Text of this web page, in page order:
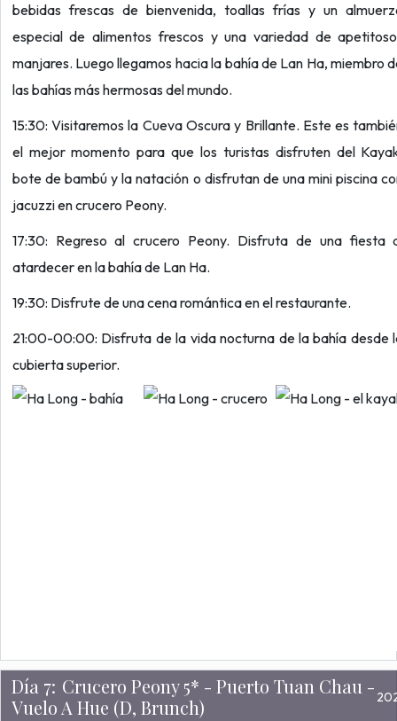
bebidas frescas de bienvenida, toallas frías y un
especial de alimentos frescos y una variedad de
manjares. Luego llegamos hacia la bahía de Lan Ha, miembro
las bahías más hermosas del mundo.
15:30: Visitaremos la Cueva Oscura y Brillante. Este es
el mejor momento para que los turistas disfruten del
bote de bambú y la natación o disfrutan de una mini piscina
jacuzzi en crucero Peony.
17:30: Regreso al crucero Peony. Disfruta de una fiesta
atardecer en la bahía de Lan Ha.
19:30: Disfrute de una cena romántica en el restaurante.
21:00-00:00: Disfruta de la vida nocturna de la bahía desde
cubierta superior.
Día 7: Crucero Peony 5* - Puerto Tuan Chau -
Vuelo A Hue (D, Brunch)